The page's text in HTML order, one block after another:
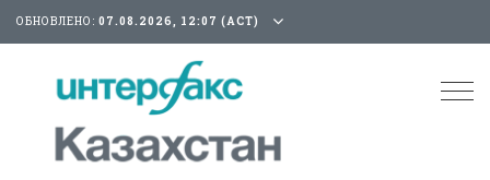
ОБНОВЛЕНО: 07.08.2026, 12:07 (АСТ)